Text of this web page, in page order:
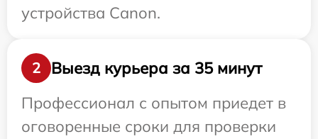
устройства Canon.
2
Выезд курьера за 35 минут
Профессионал с опытом приедет в
оговоренные сроки для проверки